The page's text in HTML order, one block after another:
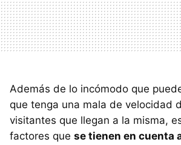
Además de lo incómodo que
que tenga una mala de velocidad
visitantes que llegan a la misma,
factores que se tienen en cuenta